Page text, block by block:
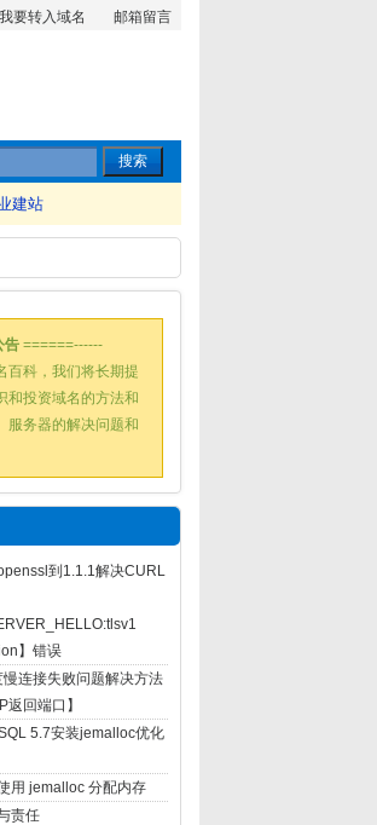
我要转入域名 邮箱留言
建站
告 ======------
百科，我们将长期提
和投资域名的方法和
服务器的解决问题和
到1.1.1解决CURL
】错误
连接失败问题解决方法
返回端口】
5.7安装jemalloc优化
用 jemalloc 分配内存
责任